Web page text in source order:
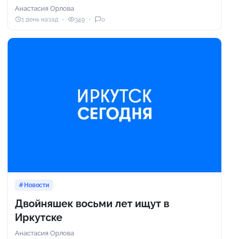
Анастасия Орлова
1 день назад 349 0
Новости
Двойняшек восьми лет ищут в
Иркутске
Анастасия Орлова